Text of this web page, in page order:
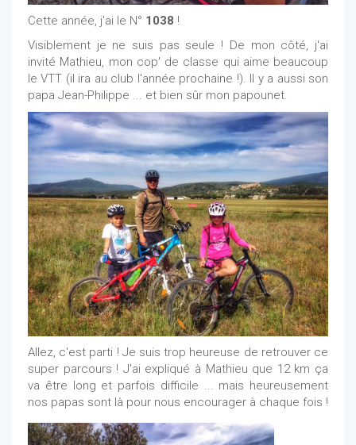
Cette année, j'ai le N° 1038 !
Visiblement je ne suis pas seule ! De mon côté, j'ai
invité Mathieu, mon cop' de classe qui aime beaucoup
le VTT (il ira au club l'année prochaine !). Il y a aussi son
papa Jean-Philippe ... et bien sûr mon papounet.
Allez, c'est parti ! Je suis trop heureuse de retrouver ce
super parcours ! J'ai expliqué à Mathieu que 12 km ça
va être long et parfois difficile ... mais heureusement
nos papas sont là pour nous encourager à chaque fois !